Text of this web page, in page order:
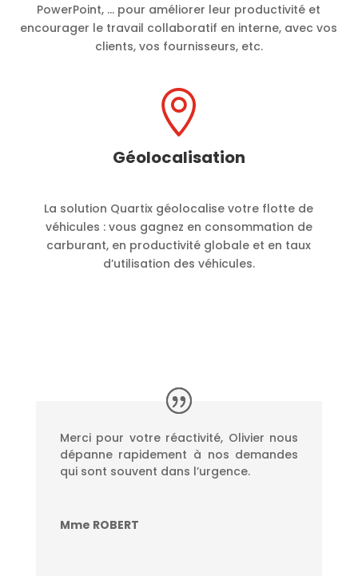
PowerPoint, … pour améliorer leur productivité et
encourager le travail collaboratif en interne, avec vos
clients, vos fournisseurs, etc.

Géolocalisation
La solution Quartix géolocalise votre flotte de
véhicules : vous gagnez en consommation de
carburant, en productivité globale et en taux
d’utilisation des véhicules.
Merci pour votre réactivité, Olivier nous
dépanne rapidement à nos demandes
qui sont souvent dans l’urgence.
Mme ROBERT